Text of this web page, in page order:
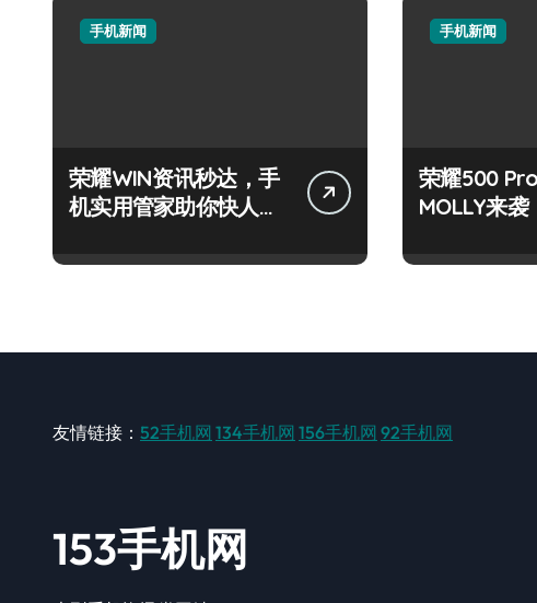
手机新闻
荣耀WIN资讯秒达，手
机实用管家助你快人一
手机新闻
荣耀500
MOLLY来袭
友情链接： 52手机网 134手机网 156手机网 92手机网
153手机网